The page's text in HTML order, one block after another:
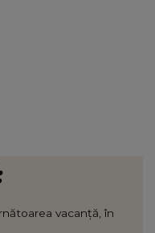
vacanță, în